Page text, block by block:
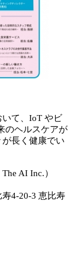
て、IoT やビ
のヘルスケアが
長く健康でい
AI Inc.）
4-20-3 恵比寿